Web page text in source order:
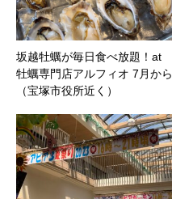
坂越牡蠣が毎日食べ放題！at
牡蠣専門店アルフィオ 7月から
（宝塚市役所近く）